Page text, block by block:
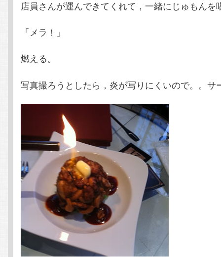
店員さんが運んできてくれて，一緒にじゅもんを
「メラ！」
燃える。
写真撮ろうとしたら，炎が写りにくいので。。サ